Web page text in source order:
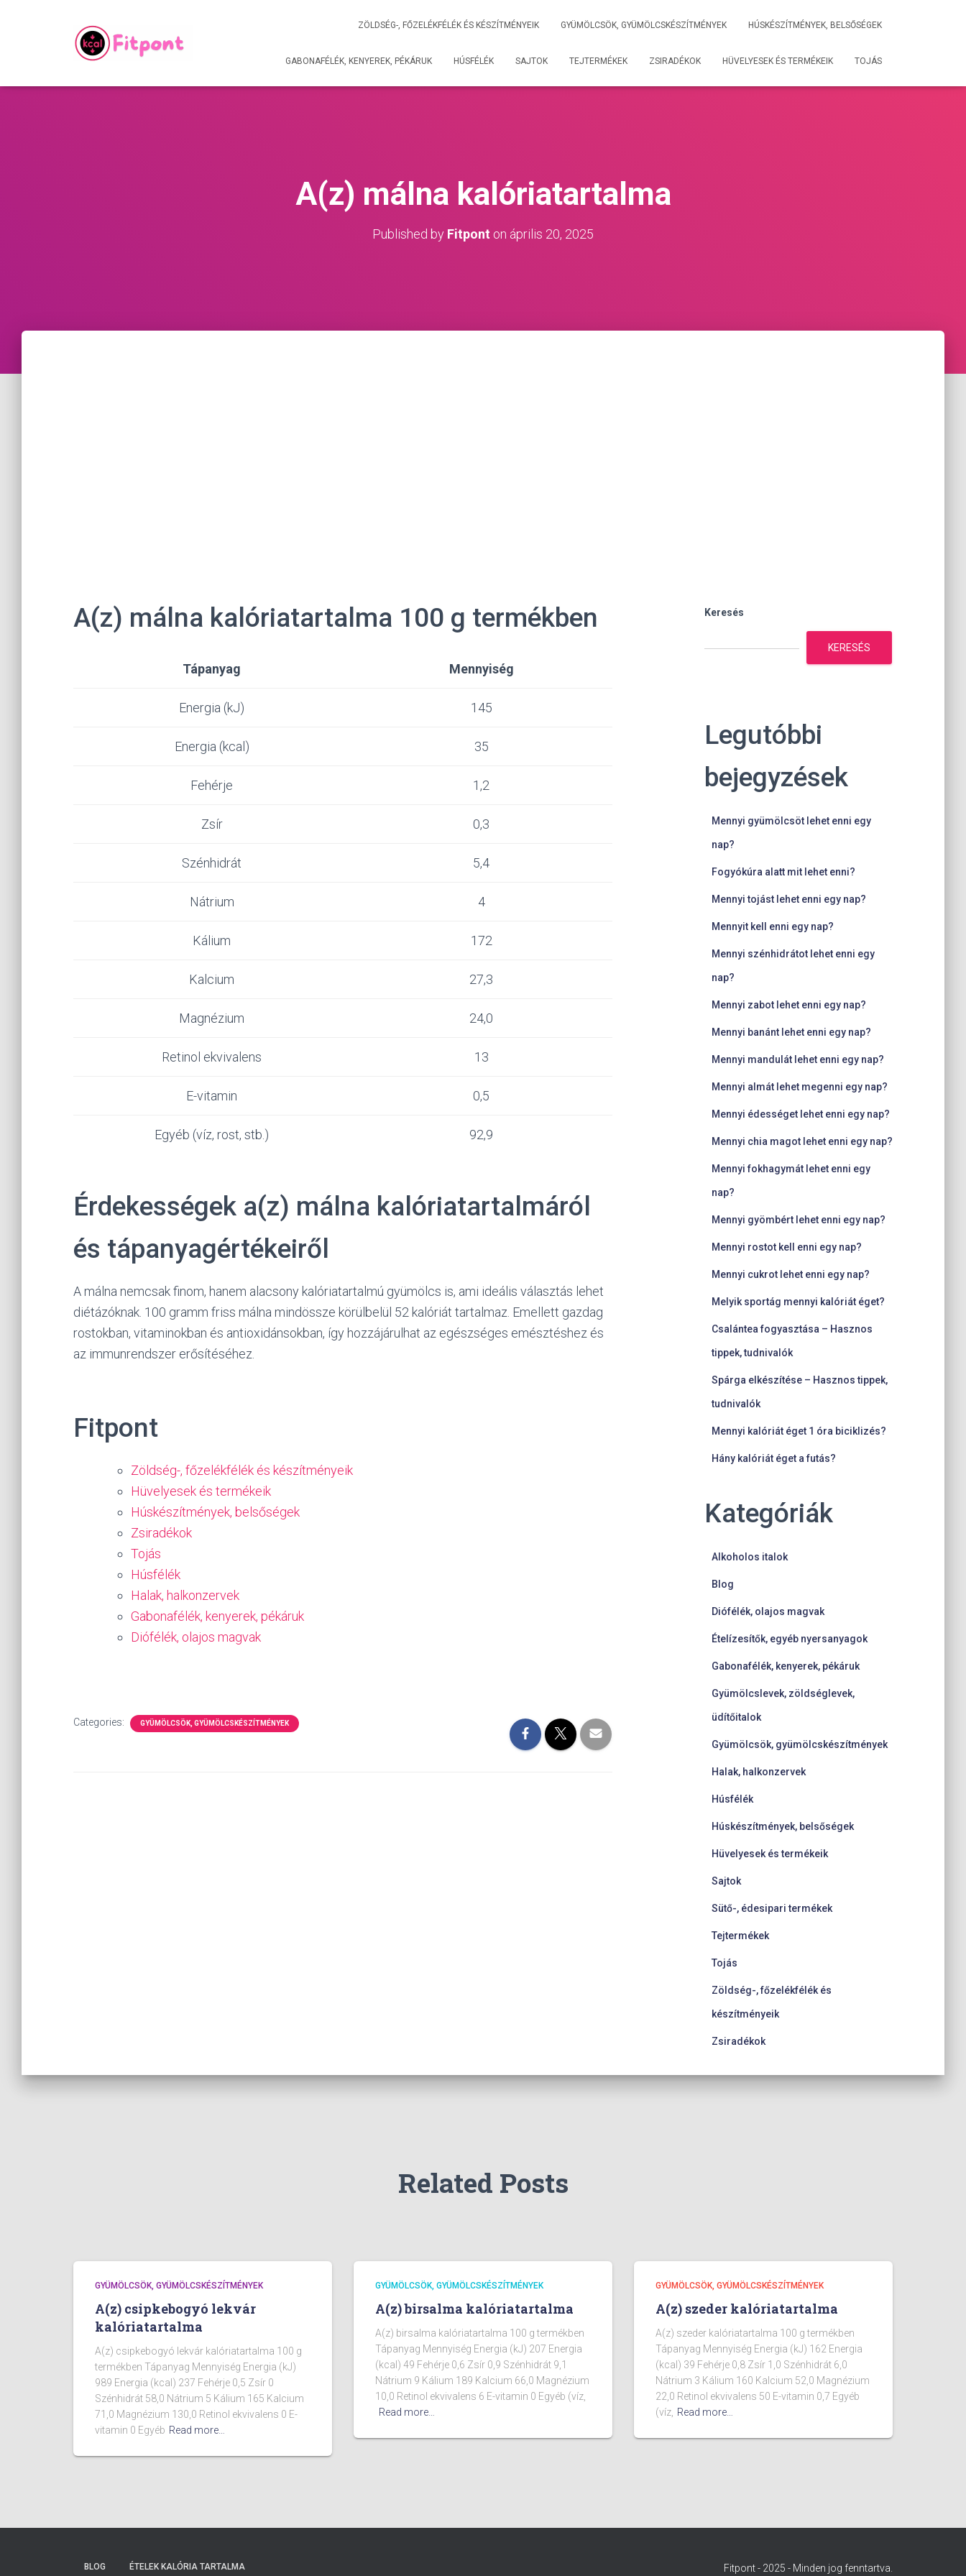
ZÖLDSÉG-, FŐZELÉKFÉLÉK ÉS KÉSZÍTMÉNYEIK GYÜMÖLCSÖK, GYÜMÖLCSKÉSZÍTMÉNYEK HÚSKÉSZÍTMÉNYEK, BELSŐSÉGEK
GABONAFÉLÉK, KENYEREK, PÉKÁRUK HÚSFÉLÉK SAJTOK TEJTERMÉKEK ZSIRADÉKOK HÜVELYESEK ÉS TERMÉKEIK TOJÁS
A(z) málna kalóriatartalma
Published by Fitpont on április 20, 2025
A(z) málna kalóriatartalma 100 g termékben
Tápanyag Mennyiség
Energia (kJ) 145
Energia (kcal) 35
Fehérje 1,2
Zsír 0,3
Szénhidrát 5,4
Nátrium 4
Kálium 172
Kalcium 27,3
Magnézium 24,0
Retinol ekvivalens 13
E-vitamin 0,5
Egyéb (víz, rost, stb.) 92,9
Érdekességek a(z) málna kalóriatartalmáról
és tápanyagértékeiről
A málna nemcsak finom, hanem alacsony kalóriatartalmú gyümölcs is, ami ideális választás lehet
diétázóknak. 100 gramm friss málna mindössze körülbelül 52 kalóriát tartalmaz. Emellett gazdag
rostokban, vitaminokban és antioxidánsokban, így hozzájárulhat az egészséges emésztéshez és
az immunrendszer erősítéséhez.
Fitpont
Zöldség-, főzelékfélék és készítményeik
Hüvelyesek és termékeik
Húskészítmények, belsőségek
Zsiradékok
Tojás
Húsfélék
Halak, halkonzervek
Gabonafélék, kenyerek, pékáruk
Diófélék, olajos magvak
Categories: GYÜMÖLCSÖK, GYÜMÖLCSKÉSZÍTMÉNYEK
Keresés
KERESÉS
Legutóbbi
bejegyzések
Mennyi gyümölcsöt lehet enni egy
nap?
Fogyókúra alatt mit lehet enni?
Mennyi tojást lehet enni egy nap?
Mennyit kell enni egy nap?
Mennyi szénhidrátot lehet enni egy
nap?
Mennyi zabot lehet enni egy nap?
Mennyi banánt lehet enni egy nap?
Mennyi mandulát lehet enni egy nap?
Mennyi almát lehet megenni egy nap?
Mennyi édességet lehet enni egy nap?
Mennyi chia magot lehet enni egy nap?
Mennyi fokhagymát lehet enni egy
nap?
Mennyi gyömbért lehet enni egy nap?
Mennyi rostot kell enni egy nap?
Mennyi cukrot lehet enni egy nap?
Melyik sportág mennyi kalóriát éget?
Csalántea fogyasztása – Hasznos
tippek, tudnivalók
Spárga elkészítése – Hasznos tippek,
tudnivalók
Mennyi kalóriát éget 1 óra biciklizés?
Hány kalóriát éget a futás?
Kategóriák
Alkoholos italok
Blog
Diófélék, olajos magvak
Ételízesítők, egyéb nyersanyagok
Gabonafélék, kenyerek, pékáruk
Gyümölcslevek, zöldséglevek,
üdítőitalok
Gyümölcsök, gyümölcskészítmények
Halak, halkonzervek
Húsfélék
Húskészítmények, belsőségek
Hüvelyesek és termékeik
Sajtok
Sütő-, édesipari termékek
Tejtermékek
Tojás
Zöldség-, főzelékfélék és
készítményeik
Zsiradékok
Related Posts
GYÜMÖLCSÖK, GYÜMÖLCSKÉSZÍTMÉNYEK
A(z) csipkebogyó lekvár
kalóriatartalma
A(z) csipkebogyó lekvár kalóriatartalma 100 g
termékben Tápanyag Mennyiség Energia (kJ)
989 Energia (kcal) 237 Fehérje 0,5 Zsír 0
Szénhidrát 58,0 Nátrium 5 Kálium 165 Kalcium
71,0 Magnézium 130,0 Retinol ekvivalens 0 E-
vitamin 0 Egyéb Read more…
GYÜMÖLCSÖK, GYÜMÖLCSKÉSZÍTMÉNYEK
A(z) birsalma kalóriatartalma
A(z) birsalma kalóriatartalma 100 g termékben
Tápanyag Mennyiség Energia (kJ) 207 Energia
(kcal) 49 Fehérje 0,6 Zsír 0,9 Szénhidrát 9,1
Nátrium 9 Kálium 189 Kalcium 66,0 Magnézium
10,0 Retinol ekvivalens 6 E-vitamin 0 Egyéb (víz,
Read more…
GYÜMÖLCSÖK, GYÜMÖLCSKÉSZÍTMÉNYEK
A(z) szeder kalóriatartalma
A(z) szeder kalóriatartalma 100 g termékben
Tápanyag Mennyiség Energia (kJ) 162 Energia
(kcal) 39 Fehérje 0,8 Zsír 1,0 Szénhidrát 6,0
Nátrium 3 Kálium 160 Kalcium 52,0 Magnézium
22,0 Retinol ekvivalens 50 E-vitamin 0,7 Egyéb
(víz, Read more…
BLOG ÉTELEK KALÓRIA TARTALMA Fitpont - 2025 - Minden jog fenntartva.